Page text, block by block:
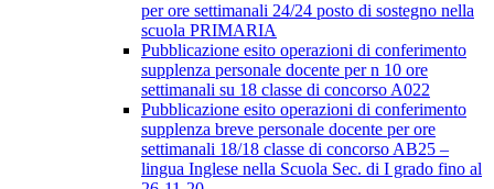
per ore settimanali 24/24 posto di sostegno nella
scuola PRIMARIA
Pubblicazione esito operazioni di conferimento
supplenza personale docente per n 10 ore
settimanali su 18 classe di concorso A022
Pubblicazione esito operazioni di conferimento
supplenza breve personale docente per ore
settimanali 18/18 classe di concorso AB25 –
lingua Inglese nella Scuola Sec. di I grado fino al